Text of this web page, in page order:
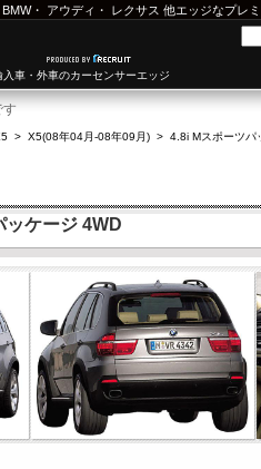
BMW・ アウディ ・ レクサス 他エッジなプレ
車・外車のカーセンサーエッジ
す
> X5(08年04月-08年09月) > 4.8i Mスポーツパ
ッケージ 4WD